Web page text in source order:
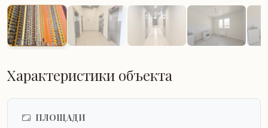
Характеристики объекта
ПЛОЩАДИ